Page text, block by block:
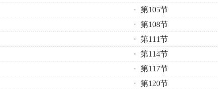
第105节
第108节
第111节
第114节
第117节
第120节